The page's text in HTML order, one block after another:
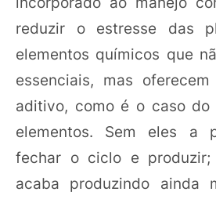
reduzir o estresse das
elementos químicos que
essenciais, mas
aditivo, como é o caso do
elementos. Sem eles a
fechar o ciclo e produzir;
acaba produzindo ainda